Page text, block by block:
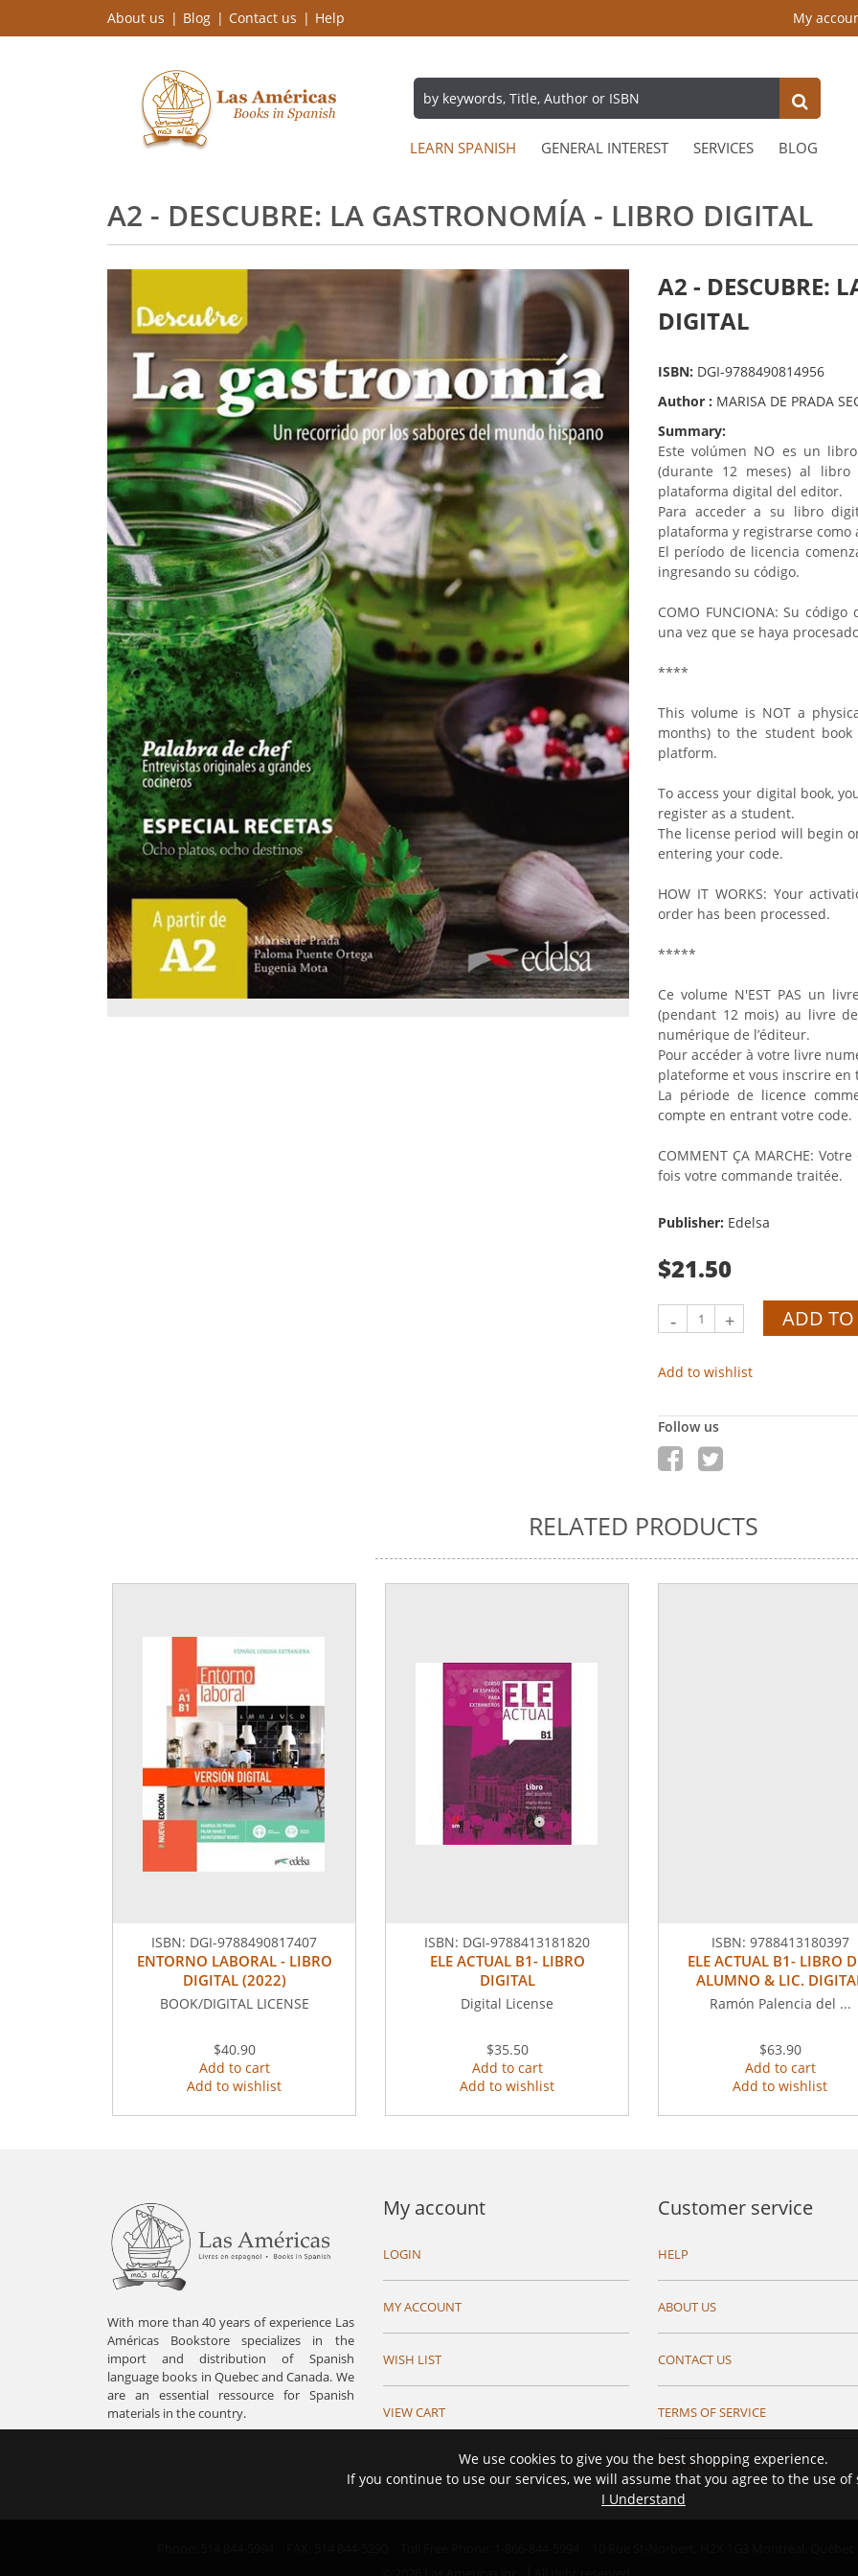
About us Blog Contact us Help My
LEARN SPANISH GENERAL INTEREST SERVICES BLOG
A2 - DESCUBRE: LA GASTRONOMÍA - LIBRO DIGITAL
A2 - DESCUBRE:
DIGITAL
ISBN: DGI-9788490814956
Author : MARISA DE PRADA
Summary:
Este volúmen NO es un
(durante 12 meses) al
plataforma digital del editor.
Para acceder a su libro
plataforma y registrarse como
El período de licencia
ingresando su código.
COMO FUNCIONA: Su
una vez que se haya
****
This volume is NOT a
months) to the student
platform.
To access your digital book,
register as a student.
The license period will begin
entering your code.
HOW IT WORKS: Your
order has been processed.
*****
Ce volume N'EST PAS un
(pendant 12 mois) au livre
numérique de l’éditeur.
Pour accéder à votre livre
plateforme et vous inscrire en
La période de licence
compte en entrant votre code.
COMMENT ÇA MARCHE:
fois votre commande traitée.
Publisher: Edelsa
$21.50
- + ADD TO
Add to wishlist
Follow us
RELATED PRODUCTS
ISBN: DGI-9788490817407
ENTORNO LABORAL - LIBRO
DIGITAL (2022)
BOOK/DIGITAL LICENSE
$40.90
Add to cart
Add to wishlist
ISBN: DGI-9788413181820
ELE ACTUAL B1- LIBRO
DIGITAL
Digital License
$35.50
Add to cart
Add to wishlist
ISBN: 9788413180397
ELE ACTUAL B1- LIBRO
ALUMNO & LIC.
Ramón Palencia del ...
$63.90
Add to cart
Add to wishlist
With more than 40 years of experience Las
Américas Bookstore specializes in the
import and distribution of Spanish
language books in Quebec and Canada. We
are an essential ressource for Spanish
materials in the country.
My account
LOGIN
MY ACCOUNT
WISH LIST
VIEW CART
Customer service
HELP
ABOUT US
CONTACT US
TERMS OF SERVICE
PRIVACY TERMS
We use cookies to give you the best shopping experience.
If you continue to use our services, we will assume that you agree to the use of
I Understand